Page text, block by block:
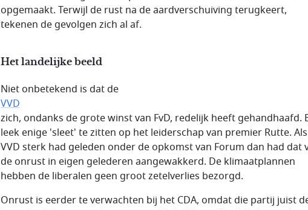
opgemaakt. Terwijl de rust na de aardverschuiving terugkeert,
tekenen de gevolgen zich al af.
Het landelijke beeld
Niet onbetekend is dat de
VVD
zich, ondanks de grote winst van FvD, redelijk heeft gehandhaafd.
leek enige 'sleet' te zitten op het leiderschap van premier Rutte.
VVD sterk had geleden onder de opkomst van Forum dan had dat
de onrust in eigen gelederen aangewakkerd. De klimaatplannen
hebben de liberalen geen groot zetelverlies bezorgd.
Onrust is eerder te verwachten bij het CDA, omdat die partij juist